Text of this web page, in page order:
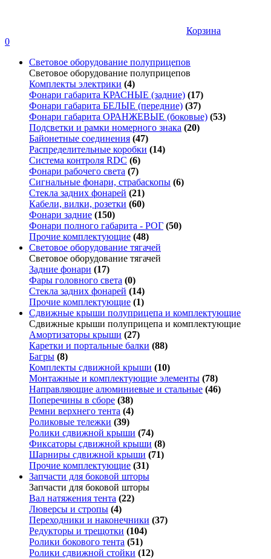
Корзина
0
Световое оборудование полуприцепов
Световое оборудование полуприцепов
Комплекты электрики (4)
Фонари габарита КРАСНЫЕ (задние) (17)
Фонари габарита БЕЛЫЕ (передние) (37)
Фонари габарита ОРАНЖЕВЫЕ (боковые) (53)
Подсветки и рамки номерного знака (20)
Байонетные соединения (47)
Распределительные коробки (14)
Система контроля RDC (6)
Фонари рабочего света (7)
Сигнальные фонари, страбаскопы (6)
Стекла задних фонарей (21)
Кабели, вилки, розетки (60)
Фонари задние (150)
Фонари полного габарита - РОГ (50)
Прочие комплектующие (48)
Световое оборудование тягачей
Световое оборудование тягачей
Задние фонари (17)
Фары головного света (0)
Стекла задних фонарей (14)
Прочие комплектующие (1)
Сдвижные крыши полуприцепа и комплектующие
Сдвижные крыши полуприцепа и комплектующие
Амортизаторы крыши (27)
Каретки и портальные балки (88)
Багры (8)
Комплекты сдвижной крыши (10)
Монтажные и комплектующие элементы (78)
Направляющие алюминиевые и стальные (46)
Поперечины в сборе (38)
Ремни верхнего тента (4)
Роликовые тележки (39)
Ролики сдвижной крыши (74)
Фиксаторы сдвижной крыши (8)
Шарниры сдвижной крыши (71)
Прочие комплектующие (31)
Запчасти для боковой шторы
Запчасти для боковой шторы
Вал натяжения тента (22)
Люверсы и стропы (4)
Переходники и наконечники (37)
Редукторы и трещотки (104)
Ролики бокового тента (51)
Ролики сдвижной стойки (12)